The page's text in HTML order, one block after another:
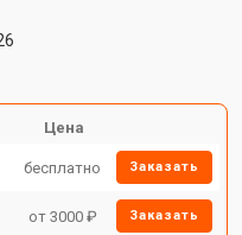
Цена
бесплатно Заказать
от 3000 ₽ Заказать